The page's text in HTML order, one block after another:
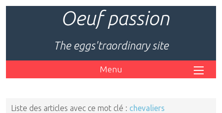
Oeuf passion
The eggs'traordinary site
Menu
Liste des articles avec ce mot clé : chevaliers